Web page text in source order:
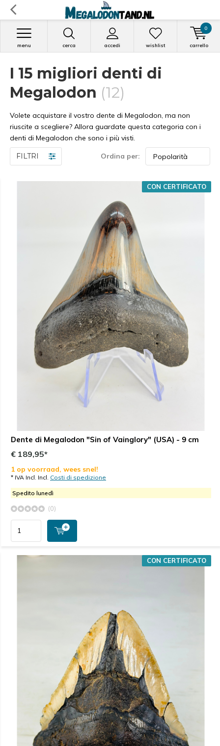
cerca accedi
menu wishlist carrello
0
I 15 migliori denti di
Megalodon (12)
Volete acquistare il vostro dente di Megalodon, ma non
riuscite a scegliere? Allora guardate questa categoria con i
denti di Megalodon che sono i più visti.
FILTRI Ordina per:
Dente di Megalodon "Sin of Vainglory" (USA) - 9 cm
CON CERTIFICATO
€ 189,95*
1 op voorraad, wees snel!
* IVA Incl. Incl. Costi di spedizione
Spedito lunedì
(0)
CON CERTIFICATO